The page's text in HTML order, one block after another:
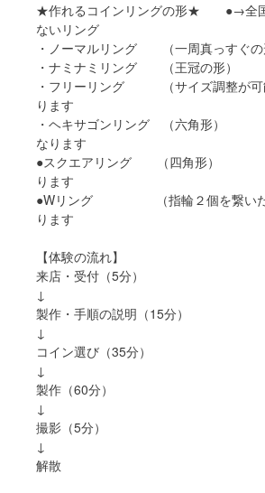
★作れるコインリングの形★ ●→全国
ないリング
・ノーマルリング （一周真っすぐの
・ナミナミリング （王冠の形）
・フリーリング （サイズ調整
ります
・ヘキサゴンリング （六角
なります
●スクエアリング （四角形
ります
●Wリング （指輪２個を繋いだ
ります
【体験の流れ】
来店・受付（5分）
↓
製作・手順の説明（15分）
↓
コイン選び（35分）
↓
製作（60分）
↓
撮影（5分）
↓
解散